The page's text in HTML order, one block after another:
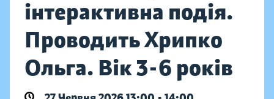
інтерактивна подія.
Проводить Хрипко
Ольга. Вік 3-6 років